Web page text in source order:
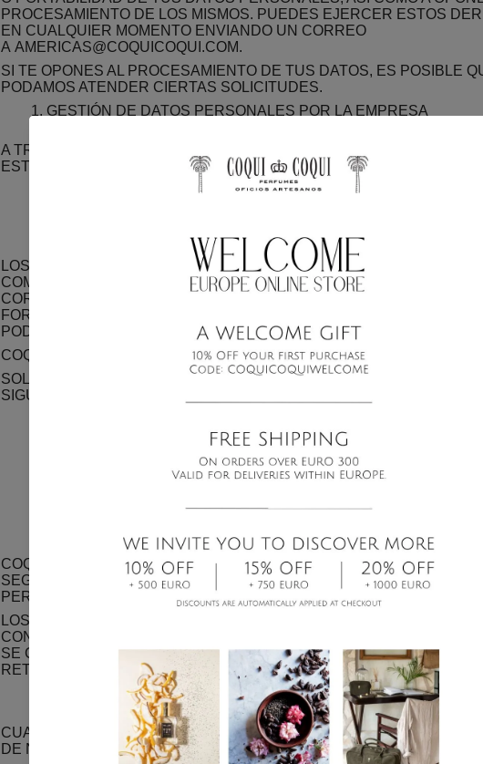
PROCESAMIENTO DE LOS MISMOS. PUEDES EJERCER ESTOS
EN CUALQUIER MOMENTO ENVIANDO UN CORREO
A AMERICAS@COQUICOQUI.COM.
SI TE OPONES AL PROCESAMIENTO DE TUS DATOS, ES POSIBLE
PODAMOS ATENDER CIERTAS SOLICITUDES.
GESTIÓN DE DATOS PERSONALES POR LA EMPRESA
A TRAVÉS DE SU SITIO WEB, COQUI COQUI RECOPILA DATOS
ESTRICTAMENTE NECESARIOS PARA LOS SIGUIENTES FINES:
GESTIÓN DE TU SUSCRIPCIÓN AL BOLETÍN INFORMATIVO
LOS DATOS PERSONALES ESENCIALES PARA PROCESAR TUS
COMO NOMBRES, APELLIDOS, NÚMEROS DE TELÉFONO,
CORREOS ELECTRÓNICOS, ESTÁN MARCADOS CON UN
FORMULARIOS. SI NO COMPLETAS ESTOS CAMPOS OBLIGATORIOS,
PODREMOS ATENDER TUS SOLICITUDES.
COQUI COQUI ES EL ÚNICO DESTINATARIO DE ESTOS DATOS.
SOLO COMPARTIMOS TUS DATOS PERSONALES CON TERCEROS
SIGUIENTES CASOS:
ES NECESARIO COMPARTIR LOS DATOS CON TERCEROS
PROPORCIONARTE EL SERVICIO SOLICITADO (POR
UNA AUTORIDAD JUDICIAL O ADMINISTRATIVA EXIGE LA
COQUI COQUI HA IMPLEMENTADO MEDIDAS TÉCNICAS Y
SEGURIDAD PARA PRESERVAR LA CONFIDENCIALIDAD DE LOS
PERSONALES Y PREVENIR ACCESOS NO AUTORIZADOS.
LOS DATOS RECOPILADOS PARA CAMPAÑAS DE CORREO Y
CONSERVAN HASTA QUE SOLICITES TU BAJA. LOS DATOS DE LOS
SE CONSERVAN DURANTE 2 AÑOS DESDE LA ENTREGA Y PUEDEN
RETENERSE MÁS TIEMPO EN CASO DE DISPUTA.
CUANDO VISITAS NUESTRO SITIO WEB, SE PUEDE GUARDAR
DE NAVEGACIÓN EN ARCHIVOS "COOKIES" INSTALADOS EN TU